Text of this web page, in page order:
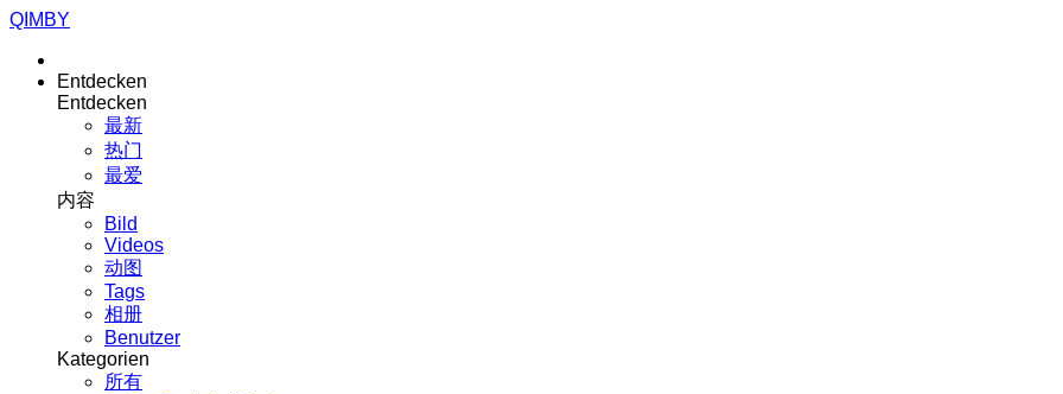
QIMBY
Entdecken
Entdecken
最新
热门
最爱
内容
Bild
Videos
动图
Tags
相册
Benutzer
Kategorien
所有